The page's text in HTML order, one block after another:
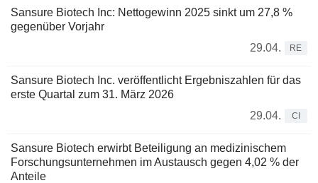
Sansure Biotech Inc: Nettogewinn 2025 sinkt um 27,8 %
gegenüber Vorjahr
29.04.
RE
Sansure Biotech Inc. veröffentlicht Ergebniszahlen für das
erste Quartal zum 31. März 2026
29.04.
CI
Sansure Biotech erwirbt Beteiligung an medizinischem
Forschungsunternehmen im Austausch gegen 4,02 % der
Anteile